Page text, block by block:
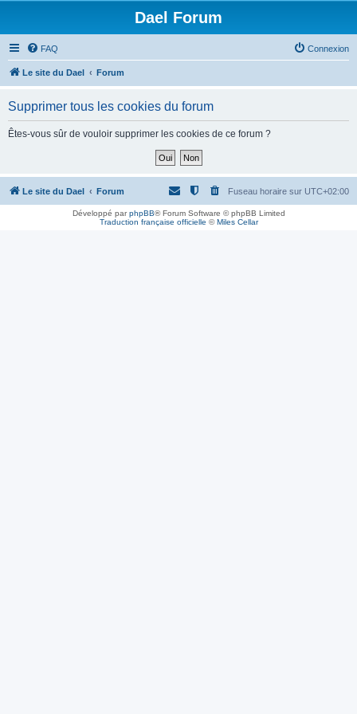
Dael Forum
FAQ Connexion
Le site du Dael Forum
Supprimer tous les cookies du forum
Êtes-vous sûr de vouloir supprimer les cookies de ce forum ?
Le site du Dael Forum Fuseau horaire sur UTC+02:00
Développé parphpBB® Forum Software © phpBB Limited
Traduction française officielle ©Miles Cellar